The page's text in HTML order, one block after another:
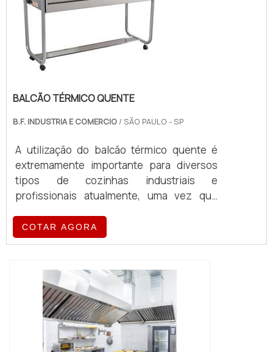
BALCÃO TÉRMICO QUENTE
B.F. INDUSTRIA E COMERCIO / SÃO PAULO - SP
A utilização do balcão térmico quente é
extremamente importante para diversos
tipos de cozinhas industriais e
profissionais atualmente, uma vez que
por expor os alimentos e refeições que o
estabelecimento confecciona aos clientes,
temperatura dos produtos sempre ideal.O
PRODUTO É UTILIZADO EM DIVERSOS
ESTABELECIMENTOSAlém do mais, esse
tipo de equipamento é fundamental ...
COTAR AGORA